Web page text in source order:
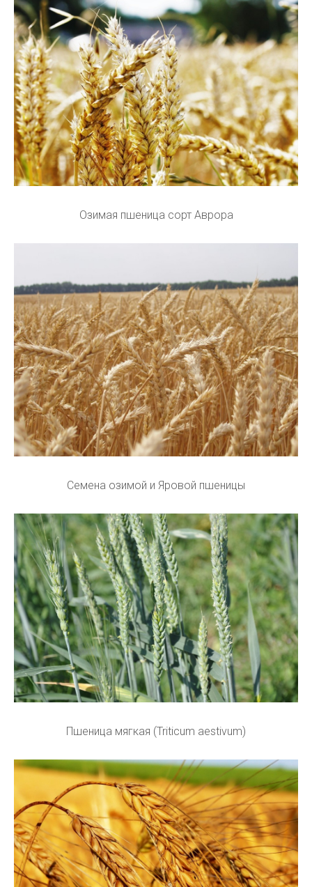
Озимая пшеница сорт Аврора
Семена озимой и Яровой пшеницы
Пшеница мягкая (Triticum aestivum)